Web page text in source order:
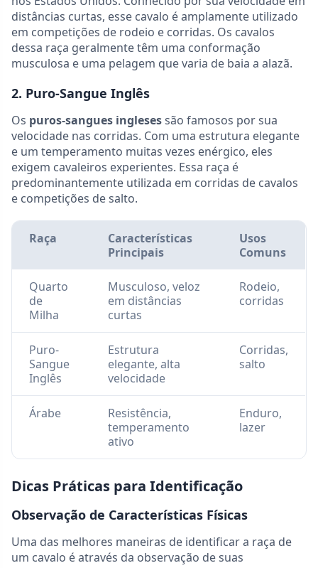
distâncias curtas, esse cavalo é amplamente utilizado
em competições de rodeio e corridas. Os cavalos
dessa raça geralmente têm uma conformação
musculosa e uma pelagem que varia de baia a alazã.
2. Puro-Sangue Inglês
Os puros-sangues inglesessão famosos por sua
velocidade nas corridas. Com uma estrutura elegante
e um temperamento muitas vezes enérgico, eles
exigem cavaleiros experientes. Essa raça é
predominantemente utilizada em corridas de cavalos
e competições de salto.
Raça
Características
Principais
Usos
Comuns
Quarto
de
Milha
Musculoso, veloz
em distâncias
curtas
Rodeio,
corridas
Puro-
Sangue
Inglês
Estrutura
elegante, alta
velocidade
Corridas,
salto
Árabe
Resistência,
temperamento
ativo
Enduro,
lazer
Dicas Práticas para Identificação
Observação de Características Físicas
Uma das melhores maneiras de identificar a raça de
um cavalo é através da observação de suas